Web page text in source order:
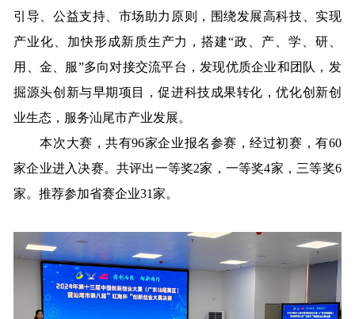
引导、公益支持、市场助力原则，围绕发展高科技、实现
产业化、加快形成新质生产力，搭建“政、产、学、研、
用、金、服”多向对接交流平台，发现优质企业和团队，发
掘源头创新与早期项目，促进科技成果转化，优化创新创
业生态，服务汕尾市产业发展。
本次大赛，共有96家企业报名参赛，经过初赛，有60
家企业进入决赛。共评出一等奖2家，一等奖4家，三等奖6
家。推荐参加省赛企业31家。